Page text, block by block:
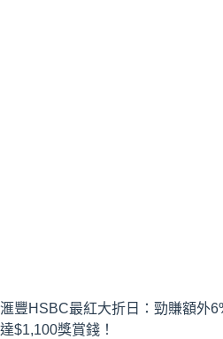
滙豐HSBC最紅大折日：勁賺額外
達$1,100獎賞錢！